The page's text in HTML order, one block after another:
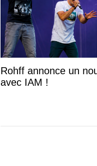
Rohff annonce un
avec IAM !